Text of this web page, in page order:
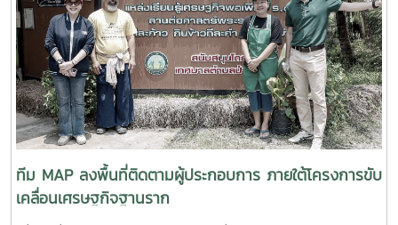
ศูนย์บ่มเพาะวิสาหกิจ (UBI) ที่ประสบความสำเร็จและมีความเจริญ
เติบโตให้บุคลากรและผู้ที่เกี่ยวข้องเห็นภาพ และแลกเปลี่ยนเรียนรู้
การบริหารจัดการ เทคโนโลยี นวัตกรรม กระบวนการบ่มเพาะและ
พัฒนาผู้ประกอบการ (Startup) และสร้างเครือข่ายความร่วมมือ
ทางวิชาการและธุรกิจ เพื่อนำมาประยุกต์ใช้ในการบริหารจัดการ
ศูนย์บ่มเพาะวิสาหกิจ (UBI) มหาวิทยาลัยราชภัฏชัยภูมิ นอกจาก
นั้น ได้เชิญคณะศึกษาดูงานเยี่ยมชมอาคารนวัตกรรมการแปรรูป
ผลิตภัณฑ์ประมง (Nexfish) เป็นหน่วยงานต้นแบบในการเรียนรู้
การสร้างคุณค่าแก่ทรัพยากรประมง บรรยายโดย ผู้ช่วย
ศาสตราจารย์ ดร.ดารชาต์ เทียมเมือง และอาจารย์ ดร.นงพงา
ทีม MAP ลงพื้นที่ติดตามผู้ประกอบการ ภายใต้โครงการขับ
เคลื่อนเศรษฐกิจฐานราก
เมื่อวันที่ 21 - 22 พฤษภาคม 2569 ที่ผ่านมา อุทยานวิทยาศาสตร์